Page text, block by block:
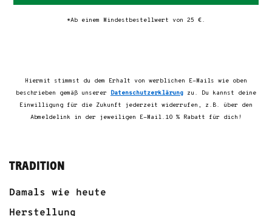
*Ab einem Mindestbestellwert von 25 €.
Hiermit stimmst du dem Erhalt von werblichen E-Mails wie oben
beschrieben gemäß unserer Datenschutzerklärung zu. Du kannst deine
Einwilligung für die Zukunft jederzeit widerrufen, z.B. über den
Abmeldelink in der jeweiligen E-Mail.10 % Rabatt für dich!
TRADITION
Damals wie heute
Herstellung